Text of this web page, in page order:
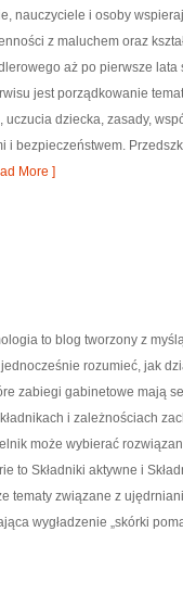
nauczyciele i osoby
z maluchem oraz
aż po pierwsze lata
jest porządkowanie
dziecka, zasady,
bezpieczeństwem.
More ]
to blog tworzony z
rozumieć, jak
zabiegi gabinetowe mają
i zależnościach
może wybierać
to Składniki aktywne i
tematy związane z
wygładzenie „skórki